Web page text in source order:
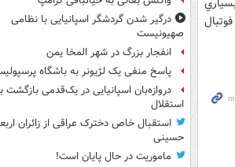
درگیر شدن گردشگر اسپانیایی با نظامی
صهیونیست
انفجار بزرگ در شهر المخا یمن
پاسخ منفی یک لژیونر به باشگاه
دروازه‌بان اسپانیایی در یک‌قدمی بازگشت
استقلال
استقبال خاص دخترک عراقی از زائران
حسینی
ماموریت در حال پایان است!